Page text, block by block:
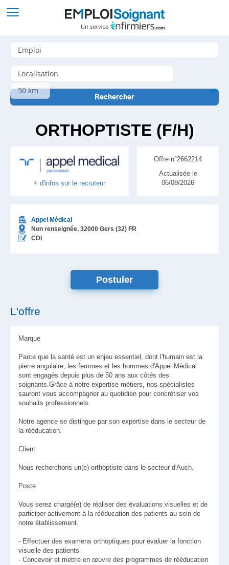
ORTHOPTISTE (F/H)
+ d'infos sur le recruteur
Appel Médical
Non renseignée, 32000 Gers (32) FR
CDI
Offre n°2662214
Actualisée le
06/08/2026
L'offre
Marque
Parce que la santé est un enjeu essentiel, dont l'humain est la
pierre angulaire, les femmes et les hommes d'Appel Médical
sont engagés depuis plus de 50 ans aux côtés des
soignants.Grâce à notre expertise métiers, nos spécialistes
sauront vous accompagner au quotidien pour concrétiser vos
souhaits professionnels.
Notre agence se distingue par son expertise dans le secteur de
la rééducation.
Client
Nous recherchons un(e) orthoptiste dans le secteur d'Auch.
Poste
Vous serez chargé(e) de réaliser des évaluations visuelles et de
participer activement à la rééducation des patients au sein de
notre établissement.
- Effectuer des examens orthoptiques pour évaluer la fonction
visuelle des patients
- Concevoir et mettre en œuvre des programmes de rééducation